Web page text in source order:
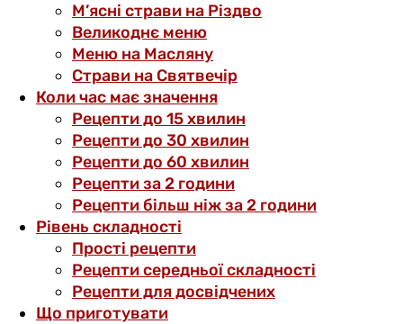
М’ясні страви на Різдво
Великоднє меню
Меню на Масляну
Страви на Святвечір
Коли час має значення
Рецепти до 15 хвилин
Рецепти до 30 хвилин
Рецепти до 60 хвилин
Рецепти за 2 години
Рецепти більш ніж за 2 години
Рівень складності
Прості рецепти
Рецепти середньої складності
Рецепти для досвідчених
Що приготувати